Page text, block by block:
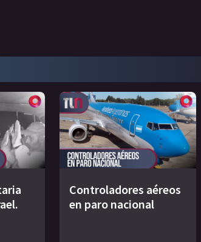
Controladores aéreos
en paro nacional